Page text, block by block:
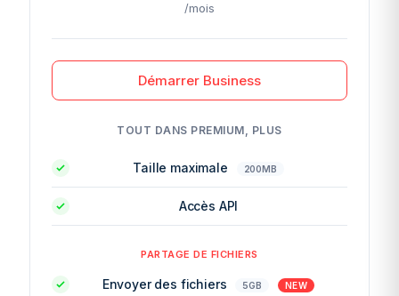
/mois
Démarrer Business
TOUT DANS PREMIUM, PLUS
Taille maximale 200MB
Accès API
PARTAGE DE FICHIERS
Envoyer des fichiers 5GB NEW